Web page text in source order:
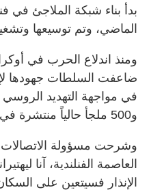
بدأ بناء شبكة الملاجئ في
الماضي، وتم توسيعها
ضاعفت السلطات جهودها
و500 ملجأ حالياً منتشرة في أنحاء البلاد.
وشرحت مسؤولة الاتصالات
العاصمة الفنلندية، آنا
الإنذار فسيتعين على